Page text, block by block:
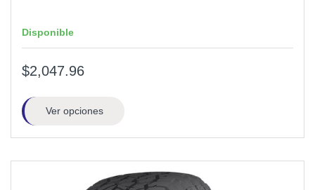
Disponible
$2,047.96
Ver opciones